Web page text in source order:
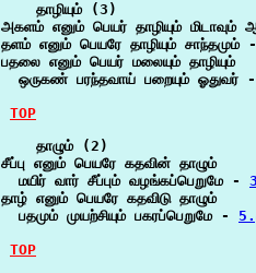
    தாழியும் (3)
அகளம் எனும் பெயர் தாழியும்
தளம் எனும் பெயரே தாழியும் சாந்தமும்
பதலை எனும் பெயர் மலையும் தாழியும்
  ஒருகண் பரந்தவாய் பறையும் ஓதுவர் -
TOP
    தாழும் (2)
சீப்பு எனும் பெயரே கதவின் தாழும்
  மயிர் வார் சீப்பும் வழங்கப்பெறுமே -
தாழ் எனும் பெயரே கதவிடு தாழும்
  பதமும் முயற்சியும் பகரப்பெறுமே -
TOP